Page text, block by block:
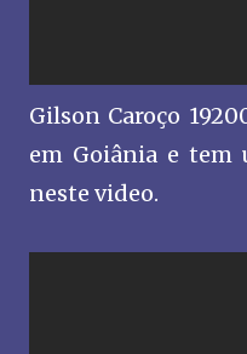
Gilson Caroço
em Goiânia e tem
neste video.